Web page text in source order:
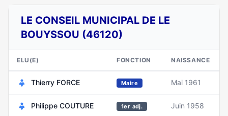
LE CONSEIL MUNICIPAL DE LE
BOUYSSOU (46120)
ELU(E) FONCTION NAISSANCE
Thierry FORCE Maire Mai 1961
Philippe COUTURE 1er adj. Juin 1958